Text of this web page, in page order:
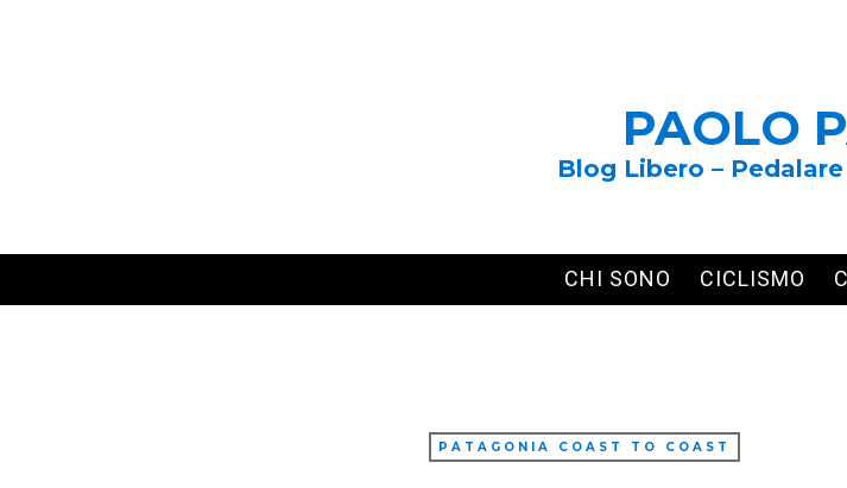
PAOLO
Blog Libero –
CHI SONO CICLISMO
PATAGONIA COAST TO COAST